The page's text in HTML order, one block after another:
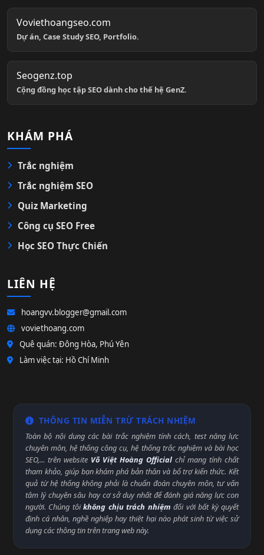
Voviethoangseo.com
Dự án, Case Study SEO, Portfolio.
Seogenz.top
Cộng đồng học tập SEO dành cho thế hệ GenZ.
KHÁM PHÁ
Trắc nghiệm
Trắc nghiệm SEO
Quiz Marketing
Công cụ SEO Free
Học SEO Thực Chiến
LIÊN HỆ
hoangvv.blogger@gmail.com
voviethoang.com
Quê quán: Đông Hòa, Phú Yên
Làm việc tại: Hồ Chí Minh
THÔNG TIN MIỄN TRỪ TRÁCH NHIỆM
Toàn bộ nội dung các bài trắc nghiệm tính cách, test năng lực
chuyên môn, hệ thống công cụ, hệ thống trắc nghiệm và bài học
SEO,... trên website Võ Việt Hoàng Official chỉ mang tính chất
tham khảo, giúp bạn khám phá bản thân và bổ trợ kiến thức. Kết
quả từ hệ thống không phải là chuẩn đoán chuyên môn, tư vấn
tâm lý chuyên sâu hay cơ sở duy nhất để đánh giá năng lực con
người. Chúng tôikhông chịu trách nhiệm đối với bất kỳ quyết
định cá nhân, nghề nghiệp hay thiệt hại nào phát sinh từ việc sử
dụng các thông tin trên trang web này.